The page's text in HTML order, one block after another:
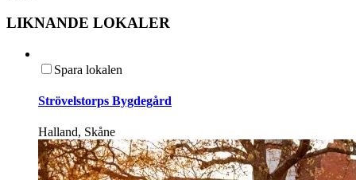
LIKNANDE LOKALER
Spara lokalen
Strövelstorps Bygdegård
Halland, Skåne